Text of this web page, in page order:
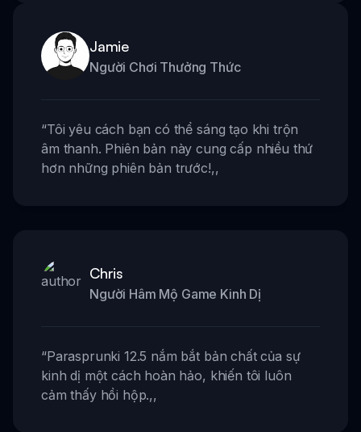
Jamie
Người Chơi Thưởng Thức
“Tôi yêu cách bạn có thể sáng tạo khi trộn
âm thanh. Phiên bản này cung cấp nhiều thứ
hơn những phiên bản trước!,,
Chris
Người Hâm Mộ Game Kinh Dị
“Parasprunki 12.5 nắm bắt bản chất của sự
kinh dị một cách hoàn hảo, khiến tôi luôn
cảm thấy hồi hộp.,,